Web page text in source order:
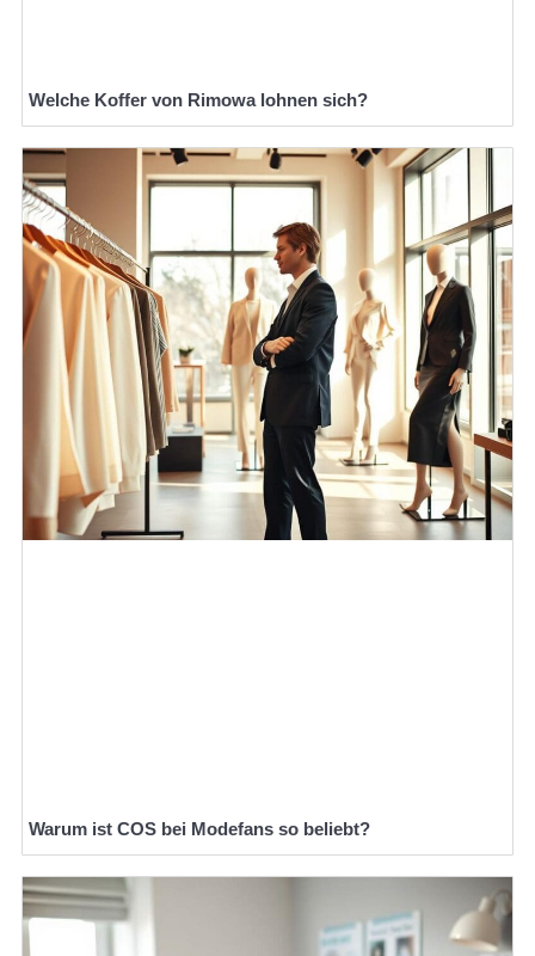
Welche Koffer von Rimowa lohnen sich?
Warum ist COS bei Modefans so beliebt?